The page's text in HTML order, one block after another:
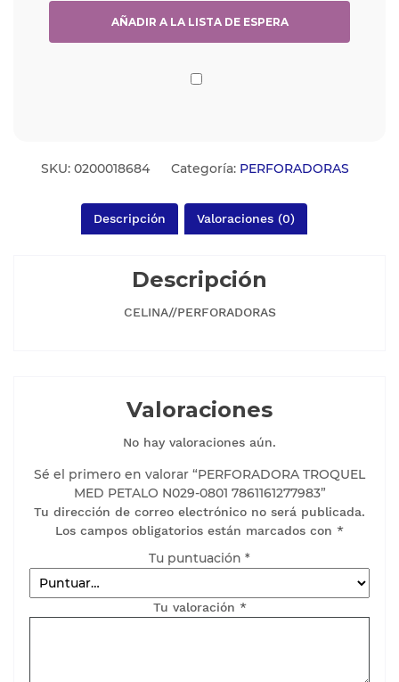
SKU: 0200018684 Categoría: PERFORADORAS
Descripción Valoraciones (0)
Descripción
CELINA//PERFORADORAS
Valoraciones
No hay valoraciones aún.
Sé el primero en valorar “PERFORADORA TROQUEL
MED PETALO N029-0801 7861161277983”
Tu dirección de correo electrónico no será publicada.
Los campos obligatorios están marcados con *
Tu puntuación *
Tu valoración *